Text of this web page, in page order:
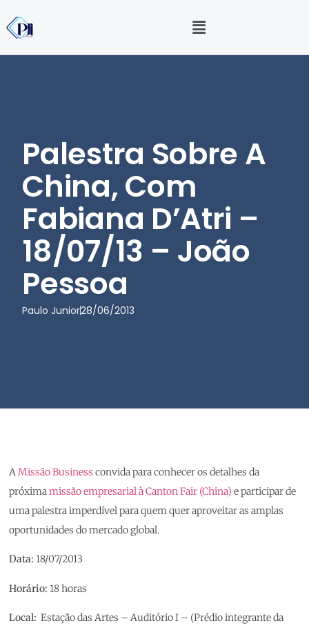
Palestra Sobre A
China, Com
Fabiana D’Atri –
18/07/13 – João
Pessoa
Paulo Junior28/06/2013
AMissão Business convida para conhecer os detalhes da
próximamissão empresarial à Canton Fair (China) e participar de
uma palestra imperdível para quem quer aproveitar as amplas
oportunidades do mercado global.
Data: 18/07/2013
Horário: 18 horas
Local: Estação das Artes – Auditório I – (Prédio integrante da